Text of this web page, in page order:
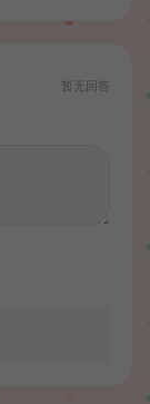
暂无回答